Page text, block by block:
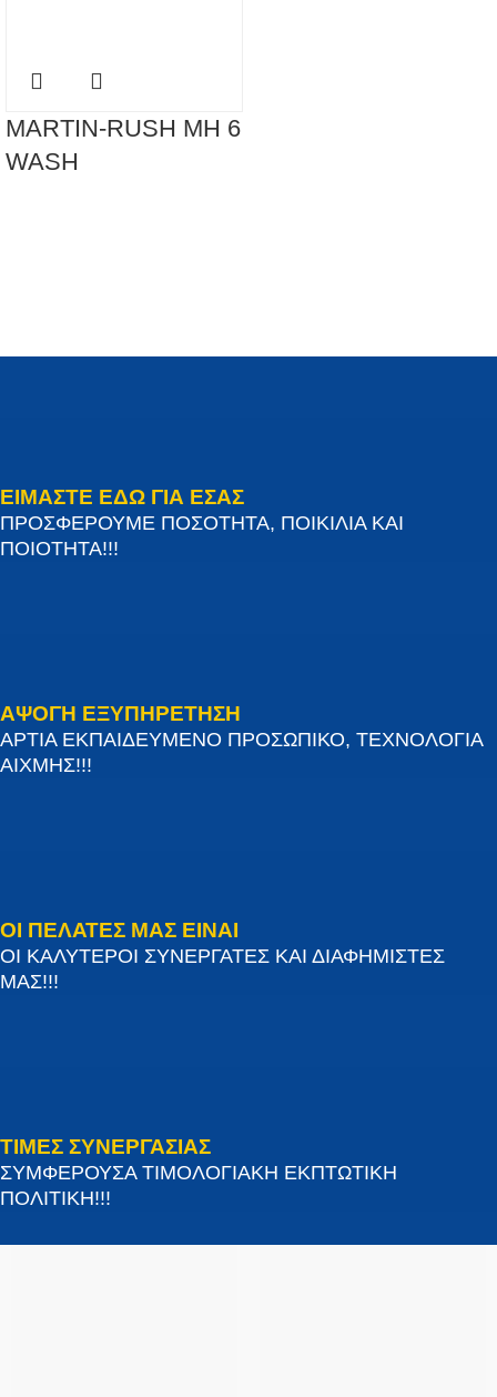
MARTIN-RUSH MH 6
WASH
ΕΙΜΑΣΤΕ ΕΔΩ ΓΙΑ ΕΣΑΣ
ΠΡΟΣΦΕΡΟΥΜΕ ΠΟΣΟΤΗΤΑ, ΠΟΙΚΙΛΙΑ ΚΑΙ
ΠΟΙΟΤΗΤΑ!!!
ΑΨΟΓΗ ΕΞΥΠΗΡΕΤΗΣΗ
ΑΡΤΙΑ ΕΚΠΑΙΔΕΥΜΕΝΟ ΠΡΟΣΩΠΙΚΟ, ΤΕΧΝΟΛΟΓΙΑ
ΑΙΧΜΗΣ!!!
ΟΙ ΠΕΛΑΤΕΣ ΜΑΣ ΕΙΝΑΙ
ΟΙ ΚΑΛΥΤΕΡΟΙ ΣΥΝΕΡΓΑΤΕΣ ΚΑΙ ΔΙΑΦΗΜΙΣΤΕΣ
ΜΑΣ!!!
ΤΙΜΕΣ ΣΥΝΕΡΓΑΣΙΑΣ
ΣΥΜΦΕΡΟΥΣΑ ΤΙΜΟΛΟΓΙΑΚΗ ΕΚΠΤΩΤΙΚΗ
ΠΟΛΙΤΙΚΗ!!!